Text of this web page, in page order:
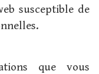
susceptible de
que vous